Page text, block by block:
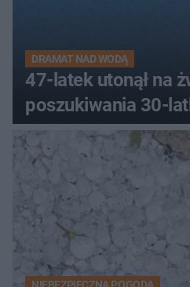
DRAMAT NAD WODĄ
47-latek utonął na
poszukiwania 30-
NIEBEZPIECZNA POGODA